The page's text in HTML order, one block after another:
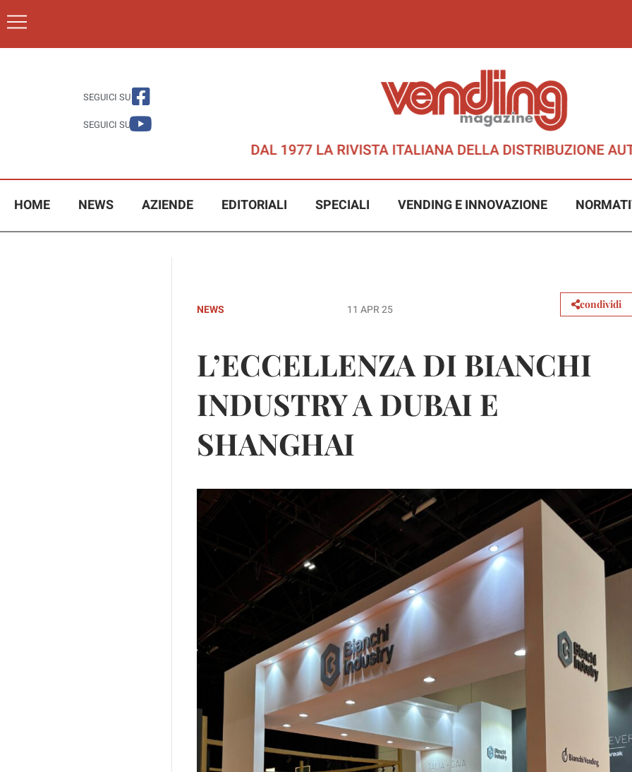
SEGUICI SU
SEGUICI SU
HOME NEWS AZIENDE EDITORIALI SPECIALI VENDING E INNOVAZIONE
NEWS 11 APR 25 condividi
L’ECCELLENZA DI BIANCHI
INDUSTRY A DUBAI E
SHANGHAI